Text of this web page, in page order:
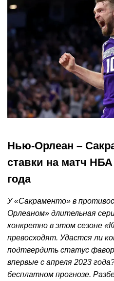
Нью-Орлеан –
ставки на матч НБА
года
У «Сакраменто» в
Орлеаном» длительная
конкретно в этом сезоне
превосходят. Удастся ли
подтвердить статус
впервые с апреля 2023
бесплатном прогнозе.